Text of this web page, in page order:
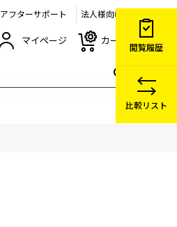
アフターサポート 法人様向け
マイページ カート
閲覧履歴
比較リスト